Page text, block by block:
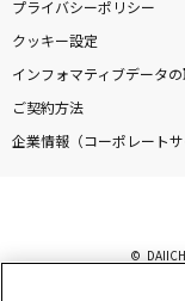
プライバシーポリシー
クッキー設定
インフォマティブデータの
ご契約方法
企業情報（コーポレートサ
©